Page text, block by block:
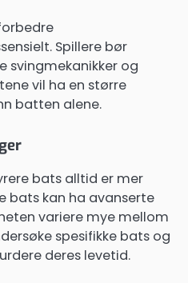
Spillere bør
svingmekanikker og
vil ha en større
batten alene.
bats alltid er mer
bats kan ha avanserte
variere mye mellom
spesifikke bats og
deres levetid.